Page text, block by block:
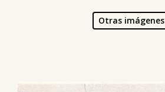
Otras imágenes